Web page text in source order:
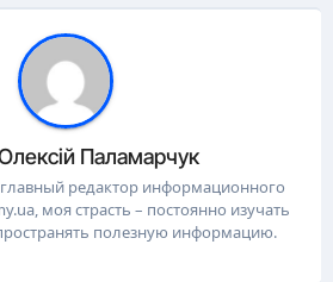
Паламарчук
главный редактор информационного
моя страсть – постоянно изучать
полезную информацию.